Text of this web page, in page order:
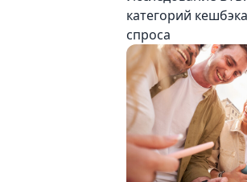
категорий
спроса